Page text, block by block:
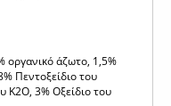
οργανικό άζωτο, 1,5%
Πεντοξείδιο του
Κ2Ο, 3% Οξείδιο του